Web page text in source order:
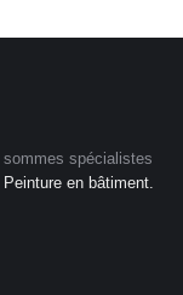
sommes spécialistes
Peinture en bâtiment.